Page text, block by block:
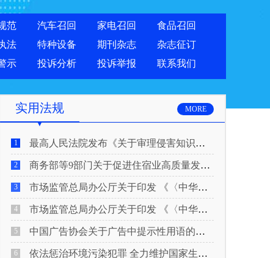
范 汽车召回 家电召回
食品召回
法 特种设备 期刊杂志
杂志征订
示 投诉分析 投诉举报 联系我们
实用法规 MORE
1 最高人民法院发布《关于审理侵害知识产权民事纠纷案件适用惩罚性赔偿的解释》
2 商务部等9部门关于促进住宿业高质量发展的指导意见
3 市场监管总局办公厅关于印发 《〈中华人民共和国广告法〉适用问题 执法指南（二）》的通知
4 市场监管总局办公厅关于印发 《〈中华人民共和国广告法〉适用问题 执法指南（一）》的通知
5 中国广告协会关于广告中提示性用语的合规风险提示
6 依法惩治环境污染犯罪 全力维护国家生态安全 “两高”公布《关于修改〈最高人民法院、最高人民检察院关于办理环境污染刑事案件适用法律若干问题的解释〉的决定》